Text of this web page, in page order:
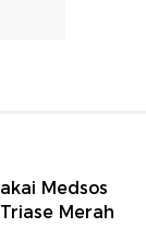
Medsos
Merah